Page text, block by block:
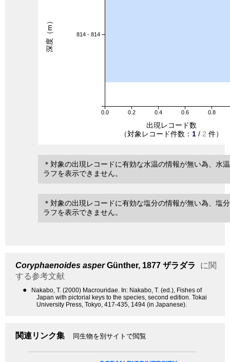
0.0 0.2 0.4 0.6 0.8
814 - 814
出現レコード数
（対象レコード件数： 1 / 2 件）
深度（m）
＊対象の出現レコードに有効な水温の情報が無い為、水
ラフを表示できません。
＊対象の出現レコードに有効な塩分の情報が無い為、塩
ラフを表示できません。
Coryphaenoides asperGünther, 1877 ザラダラ
に関
する参考文献
●
Nakabo, T. (2000) Macrouridae. In: Nakabo, T. (ed.), Fishes of
Japan with pictorial keys to the species, second edition. Tokai
University Press, Tokyo, 417-435, 1494 (in Japanese).
関連リンク集 同生物を別サイトで閲覧